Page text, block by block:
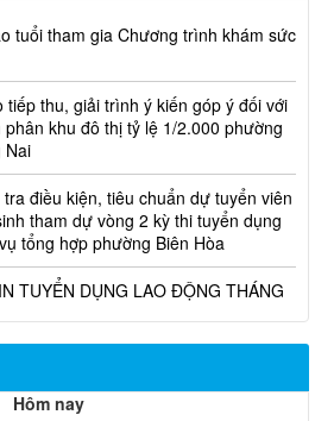
thu, giải trình ý kiến góp ý đối với
khu đô thị tỷ lệ 1/2.000 phường
Nai
điều kiện, tiêu chuẩn dự tuyển viên
tham dự vòng 2 kỳ thi tuyển dụng
tổng hợp phường Biên Hòa
TUYỂN DỤNG LAO ĐỘNG THÁNG
Hôm nay